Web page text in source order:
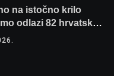
na istočno krilo
odlazi 82 hrvatska